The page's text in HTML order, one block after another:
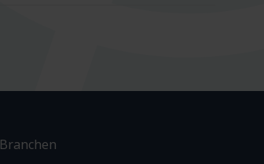
Branchen